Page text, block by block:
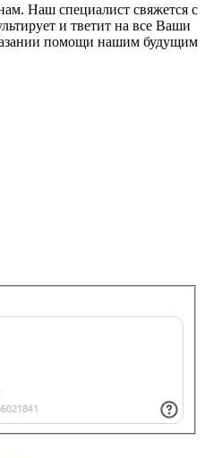
Наш специалист свяжется с
и тветит на все Ваши
помощи нашим будущим